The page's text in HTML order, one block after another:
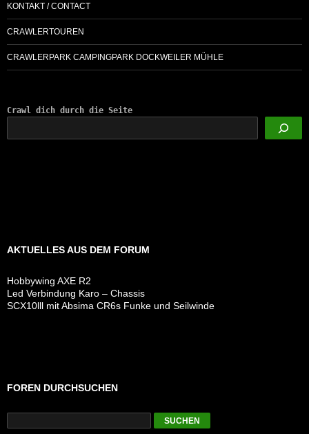
KONTAKT / CONTACT
CRAWLERTOUREN
CRAWLERPARK CAMPINGPARK DOCKWEILER MÜHLE
Crawl dich durch die Seite
AKTUELLES AUS DEM FORUM
Hobbywing AXE R2
Led Verbindung Karo – Chassis
SCX10lll mit Absima CR6s Funke und Seilwinde
FOREN DURCHSUCHEN